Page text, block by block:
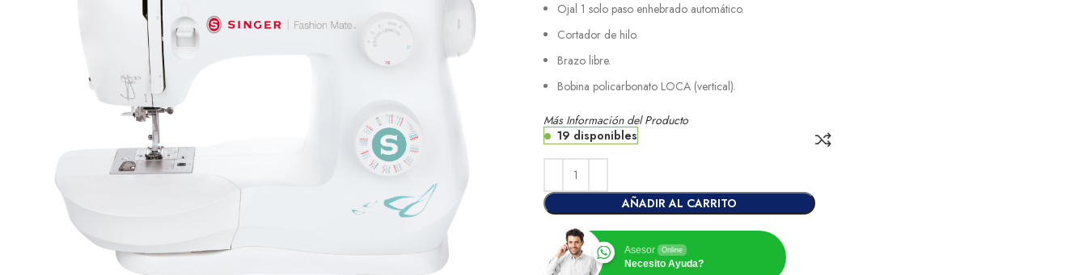
Ojal 1 solo paso enhebrado automático.
Cortador de hilo.
Brazo libre.
Bobina policarbonato LOCA (vertical).
Más Información del Producto
19 disponibles
AÑADIR AL CARRITO
Asesor Online
Necesito Ayuda?